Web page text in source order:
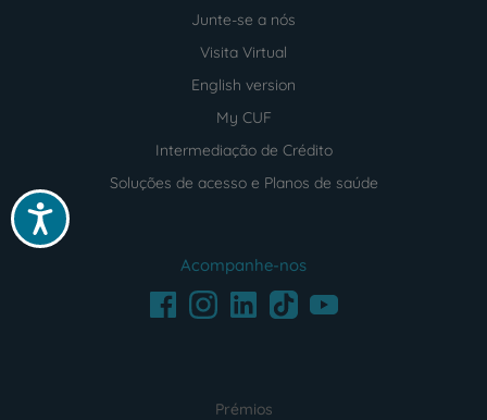
Acessibilidade
Junte-se a nós
Visita Virtual
English version
My CUF
Intermediação de Crédito
Soluções de acesso e Planos de saúde
Acompanhe-nos
FacebookInstagramLinkedInTikTokYoutube
Prémios